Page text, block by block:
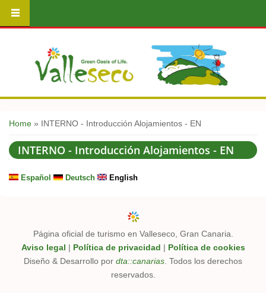
You are here
Home » INTERNO - Introducción Alojamientos - EN
INTERNO - Introducción Alojamientos - EN
Español Deutsch English
Página oficial de turismo en Valleseco, Gran Canaria.
Aviso legal | Política de privacidad | Política de cookies
Diseño & Desarrollo por dta::canarias . Todos los derechos
reservados.